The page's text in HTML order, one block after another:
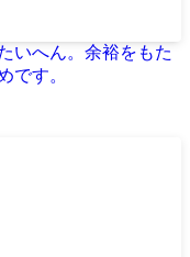
いへん。余裕をもた
です。